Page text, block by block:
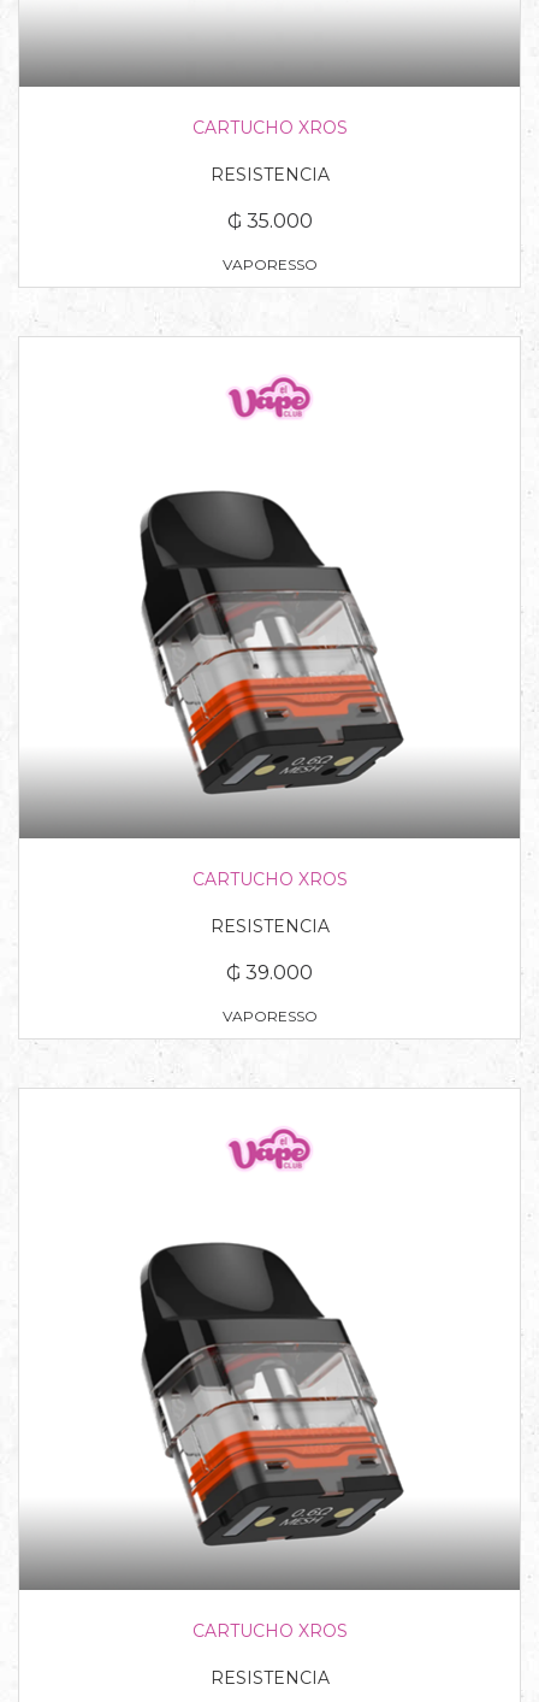
CARTUCHO XROS
RESISTENCIA
₲ 35.000
VAPORESSO
CARTUCHO XROS
RESISTENCIA
₲ 39.000
VAPORESSO
CARTUCHO XROS
RESISTENCIA